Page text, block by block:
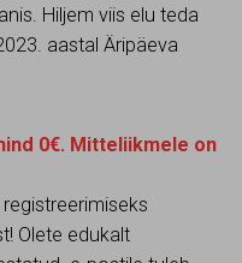
Hiljem viis elu teda
aastal Äripäeva
0€. Mitteliikmele on
Olete edukalt